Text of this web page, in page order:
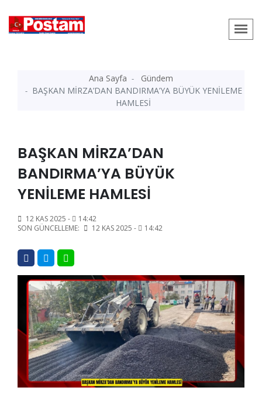
Ana Sayfa
Gündem
BAŞKAN MİRZA’DAN BANDIRMA’YA BÜYÜK YENİLEME
HAMLESİ
BAŞKAN MİRZA’DAN
BANDIRMA’YA BÜYÜK
YENİLEME HAMLESİ
12 KAS 2025 -
14:42
SON GÜNCELLEME:
12 KAS 2025 - 14:42